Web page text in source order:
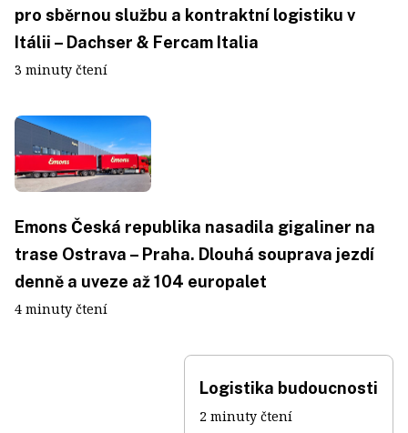
pro sběrnou službu a kontraktní logistiku v
Itálii – Dachser & Fercam Italia
3 minuty čtení
Emons Česká republika nasadila gigaliner na
trase Ostrava – Praha. Dlouhá souprava jezdí
denně a uveze až 104 europalet
4 minuty čtení
Logistika budoucnosti
2 minuty čtení